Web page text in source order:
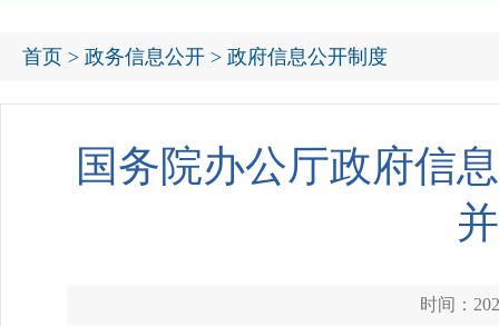
首页 > 政务信息公开 > 政府信息公开制度
国务院办公厅政府信
时间：